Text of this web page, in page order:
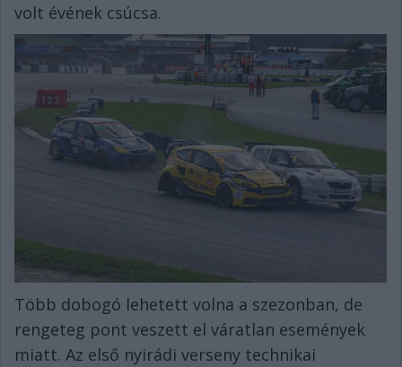
volt évének csúcsa.
Több dobogó lehetett volna a szezonban, de
rengeteg pont veszett el váratlan események
miatt. Az első nyirádi verseny technikai